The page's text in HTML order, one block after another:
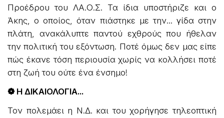
Προέδρου του ΛΑ.Ο.Σ. Τα ίδια υποστήριζε και ο
Άκης, ο οποίος, όταν πιάστηκε με την... γίδα στην
πλάτη, ανακάλυπτε παντού εχθρούς που ήθελαν
την πολιτική του εξόντωση. Ποτέ όμως δεν μας είπε
πώς έκανε τόση περιουσία χωρίς να κολλήσει ποτέ
στη ζωή του ούτε ένα ένσημο!
❁ Η ΔΙΚΑΙΟΛΟΓΙΑ...
Τον πολεμάει η Ν.Δ. και του χορήγησε τηλεοπτική